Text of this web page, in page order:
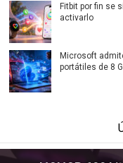
Fitbit por fin se
activarlo
Microsoft
portátiles de 8